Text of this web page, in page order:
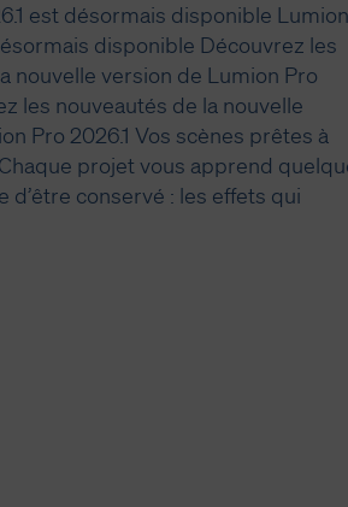
est désormais disponible Lumion
disponible Découvrez les
nouvelle version de Lumion Pro
les nouveautés de la nouvelle
Pro 2026.1 Vos scènes prêtes à
projet vous apprend
d’être conservé : les effets qui